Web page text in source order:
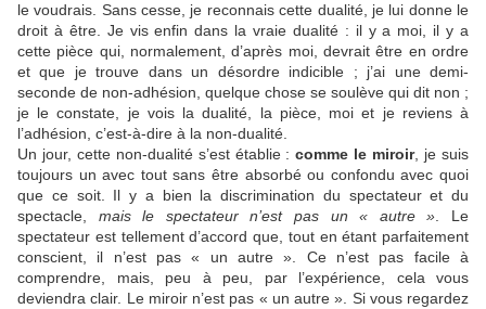
le voudrais. Sans cesse, je reconnais cette dualité, je lui donne le
droit à être. Je vis enfin dans la vraie dualité : il y a moi, il y a
cette pièce qui, normalement, d’après moi, devrait être en ordre
et que je trouve dans un désordre indicible ; j’ai une demi-
seconde de non-adhésion, quelque chose se soulève qui dit non ;
je le constate, je vois la dualité, la pièce, moi et je reviens à
l’adhésion, c’est-à-dire à la non-dualité.
Un jour, cette non-dualité s’est établie :comme le miroir, je suis
toujours un avec tout sans être absorbé ou confondu avec quoi
que ce soit. Il y a bien la discrimination du spectateur et du
spectacle, mais le spectateur n’est pas un « autre » . Le
spectateur est tellement d’accord que, tout en étant parfaitement
conscient, il n’est pas « un autre ». Ce n’est pas facile à
comprendre, mais, peu à peu, par l’expérience, cela vous
deviendra clair. Le miroir n’est pas « un autre ». Si vous regardez